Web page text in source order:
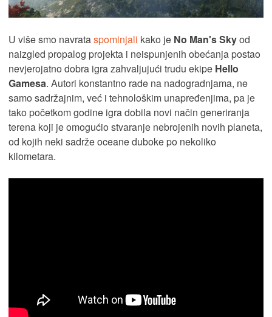
U više smo navrataspominjali kako je No Man's Skyod
naizgled propalog projekta i neispunjenih obećanja postao
nevjerojatno dobra igra zahvaljujući trudu ekipe Hello
Gamesa. Autori konstantno rade na nadogradnjama, ne
samo sadržajnim, već i tehnološkim unapređenjima, pa je
tako početkom godine igra dobila novi način generiranja
terena koji je omogućio stvaranje nebrojenih novih planeta,
od kojih neki sadrže oceane duboke po nekoliko
kilometara.